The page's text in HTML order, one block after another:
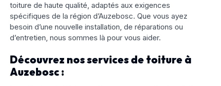
toiture de haute qualité, adaptés aux exigences
spécifiques de la région d’Auzebosc. Que vous ayez
besoin d’une nouvelle installation, de réparations ou
d’entretien, nous sommes là pour vous aider.
Découvrez nos services de toiture à
Auzebosc :